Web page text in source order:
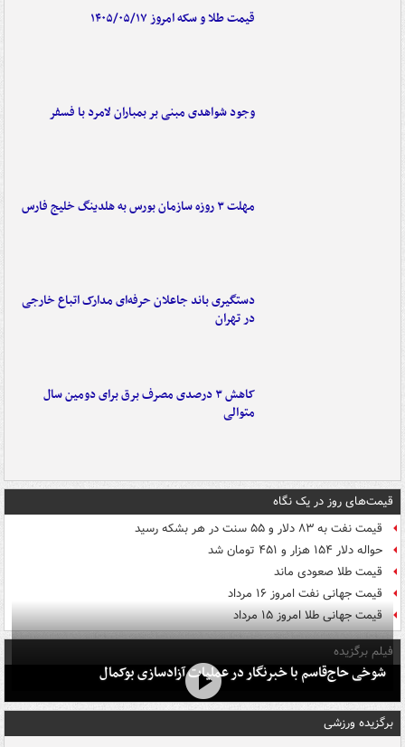
قیمت طلا و سکه امروز ۱۴۰۵/۰۵/۱۷
وجود شواهدی مبنی بر بمباران لامرد با فسفر
مهلت ۳ روزه سازمان بورس به هلدینگ خلیج فارس
دستگیری باند جاعلان حرفه‌ای مدارک اتباع خارجی
در تهران
کاهش ۳ درصدی مصرف برق برای دومین سال
متوالی
قیمت‌های روز در یک نگاه
قیمت نفت به ۸۳ دلار و ۵۵ سنت در هر بشکه رسید
حواله دلار ۱۵۴ هزار و ۴۵۱ تومان شد
قیمت طلا صعودی ماند
قیمت جهانی نفت امروز ۱۶ مرداد
قیمت جهانی طلا امروز ۱۵ مرداد
فیلم برگزیده
شوخی حاج‌قاسم با خبرنگار در عملیات آزادسازی بوکمال
برگزیده ورزشی